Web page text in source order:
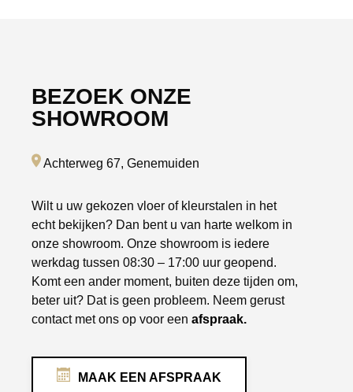
BEZOEK ONZE
SHOWROOM
Achterweg 67, Genemuiden
Wilt u uw gekozen vloer of kleurstalen in het
echt bekijken? Dan bent u van harte welkom in
onze showroom. Onze showroom is iedere
werkdag tussen 08:30 – 17:00 uur geopend.
Komt een ander moment, buiten deze tijden om,
beter uit? Dat is geen probleem. Neem gerust
contact met ons op voor een afspraak.
MAAK EEN AFSPRAAK